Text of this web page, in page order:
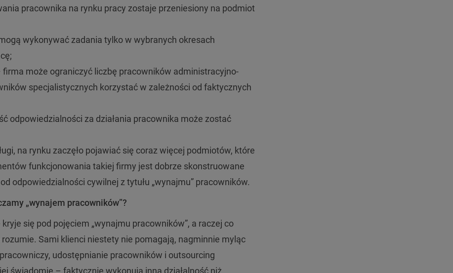
pracownika na rynku pracy zostaje przeniesiony na podmiot
wykonywać zadania tylko w wybranych okresach
może ograniczyć liczbę pracowników administracyjno-
specjalistycznych korzystać w zależności od faktycznych
odpowiedzialności za działania pracownika może zostać
na rynku zaczęło pojawiać się coraz więcej podmiotów, które
funkcjonowania takiej firmy jest dobrze skonstruowane
odpowiedzialności cywilnej z tytułu „wynajmu” pracowników.
„wynajem pracowników”?
się pod pojęciem „wynajmu pracowników”, a raczej co
Sami klienci niestety nie pomagają, nagminnie myląc
udostępnianie pracowników i outsourcing
świadomie – faktycznie wykonują inną działalność niż